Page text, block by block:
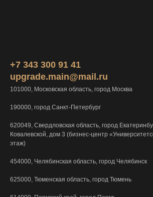
+7 343 300 91 41
upgrade.main@mail.ru
101000, Московская область, город Москва
190000, город Санкт-Петербург
620049, Свердловская область, город
Ковалевской, дом 3 (бизнес-центр
этаж)
454000, Челябинская область, город Челябинск
625000, Тюменская область, город Тюмень